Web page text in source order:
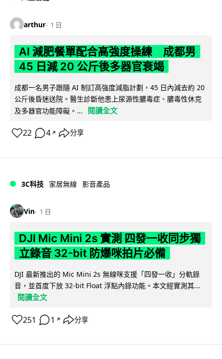
arthur 1 日
AI 減肥餐單配合高強度操練 成都男
45 日減 20 公斤後多器官衰竭
成都一名男子跟隨 AI 制訂高強度減脂計劃，45 日內減去約 20
公斤後昏迷送院。醫生診斷他患上尿源性膿毒症、膿毒性休克
及多器官功能障礙。...
閱讀全文
22 4 ↗ 分享
3C科技 家居無線 影音產品
Vin 1 日
DJI Mic Mini 2s 實測 四發一收同步獨
立錄音 32-bit 防爆咪拍片必備
DJI 最新推出的 Mic Mini 2s 無線咪支援「四發一收」分軌錄
音，並首度下放 32-bit Float 浮點內錄功能。本文經實測其...
閱讀全文
251 1 ↗ 分享